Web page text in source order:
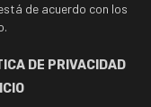
de acuerdo con los
DE PRIVACIDAD